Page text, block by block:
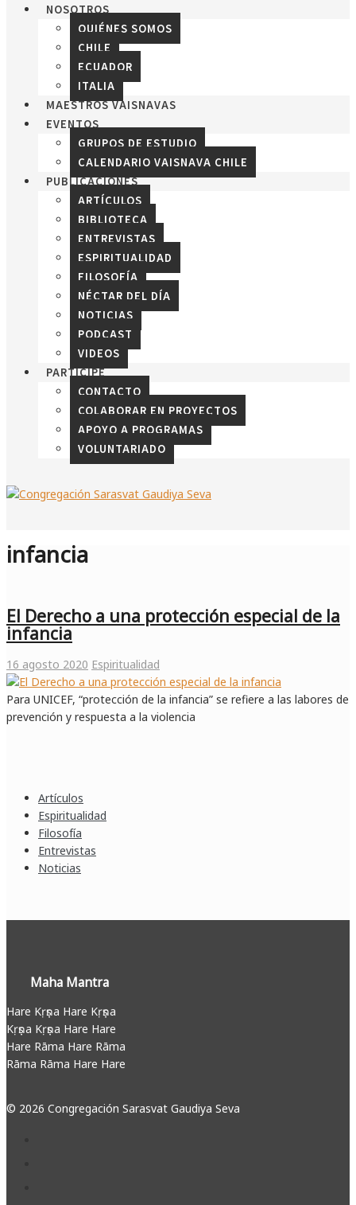
NOSOTROS
QUIÉNES SOMOS
CHILE
ECUADOR
ITALIA
MAESTROS VAISNAVAS
EVENTOS
GRUPOS DE ESTUDIO
CALENDARIO VAISNAVA CHILE
PUBLICACIONES
ARTÍCULOS
BIBLIOTECA
ENTREVISTAS
ESPIRITUALIDAD
FILOSOFÍA
NÉCTAR DEL DÍA
NOTICIAS
PODCAST
VIDEOS
PARTICIPE
CONTACTO
COLABORAR EN PROYECTOS
APOYO A PROGRAMAS
VOLUNTARIADO
infancia
El Derecho a una protección especial de la
infancia
16 agosto 2020 Espiritualidad
Para UNICEF, “protección de la infancia” se refiere a las labores de
prevención y respuesta a la violencia
Artículos
Espiritualidad
Filosofía
Entrevistas
Noticias
Maha Mantra
Hare Kṛṣṇa Hare Kṛṣṇa
Kṛṣṇa Kṛṣṇa Hare Hare
Hare Rāma Hare Rāma
Rāma Rāma Hare Hare
© 2026 Congregación Sarasvat Gaudiya Seva